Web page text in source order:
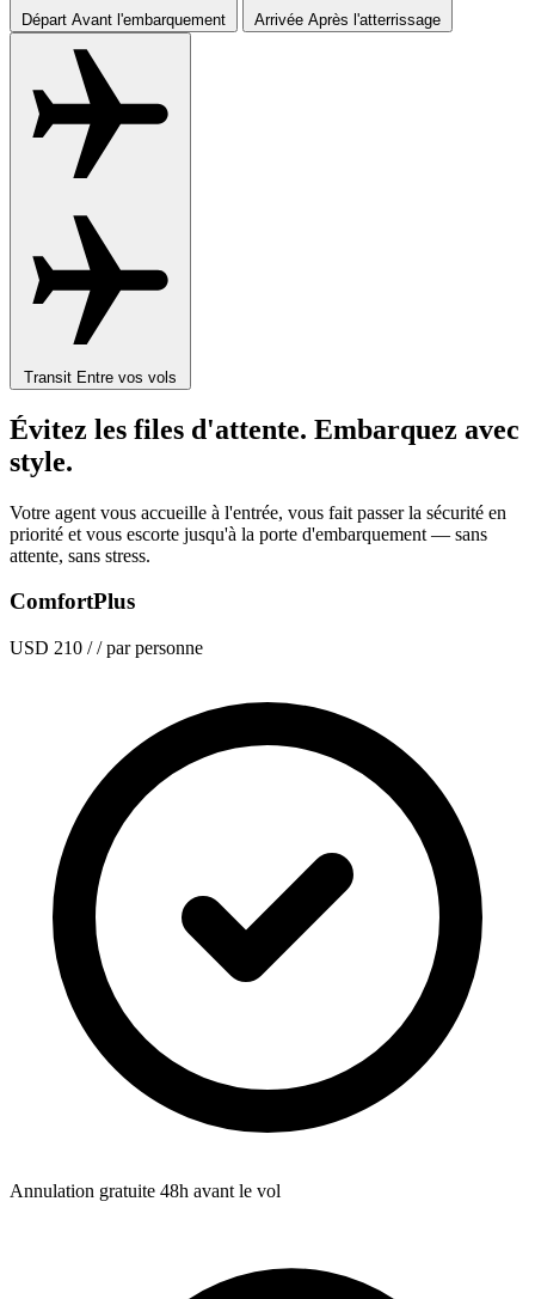
Départ Avant l'embarquement Arrivée Après l'atterrissage
Transit Entre vos vols
Évitez les files d'attente. Embarquez avec
style.
Votre agent vous accueille à l'entrée, vous fait passer la sécurité en
priorité et vous escorte jusqu'à la porte d'embarquement — sans
attente, sans stress.
ComfortPlus
USD 210 / / par personne
Annulation gratuite 48h avant le vol